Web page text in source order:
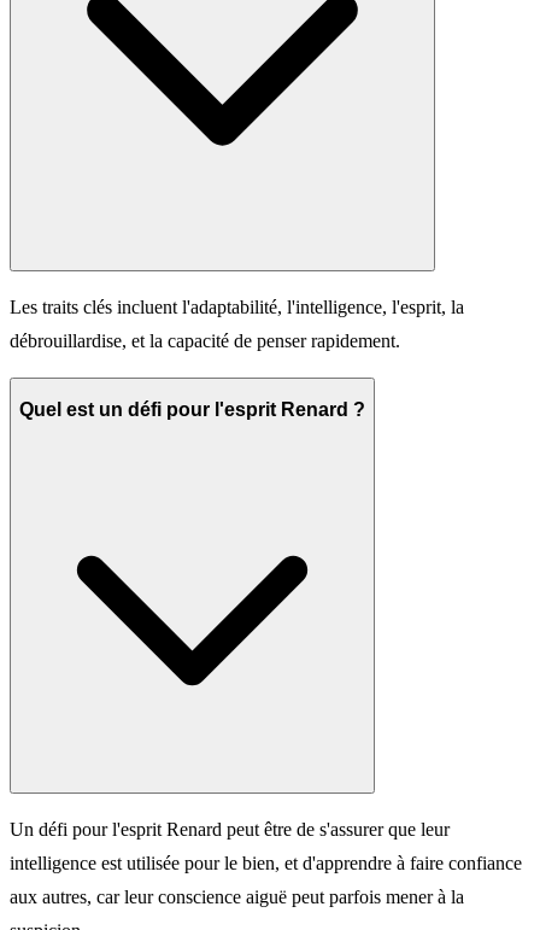
Les traits clés incluent l'adaptabilité, l'intelligence, l'esprit, la
débrouillardise, et la capacité de penser rapidement.
Quel est un défi pour l'esprit Renard ?
Un défi pour l'esprit Renard peut être de s'assurer que leur
intelligence est utilisée pour le bien, et d'apprendre à faire confiance
aux autres, car leur conscience aiguë peut parfois mener à la